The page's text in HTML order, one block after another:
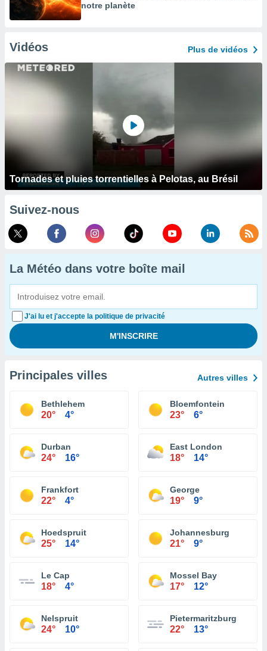
notre planète
Vidéos Plus de vidéos
Tornades et pluies torrentielles à Pelotas, au Brésil
Suivez-nous
La Météo dans votre boîte mail
J'ai lu et j'accepte la politique de privacité
Principales villes Autres villes
Bethlehem
20° 4°
Bloemfontein
23° 6°
Durban
24° 16°
East London
18° 14°
Frankfort
22° 4°
George
19° 9°
Hoedspruit
25° 14°
Johannesburg
21° 9°
Le Cap
18° 4°
Mossel Bay
17° 12°
Nelspruit
24° 10°
Pietermaritzburg
22° 13°